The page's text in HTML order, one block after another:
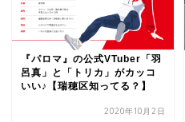
『パロマ』の公式VTuber「羽
呂真」と「トリカ」がカッコ
いい♪【瑞穂区知ってる？】
2020年10月2日